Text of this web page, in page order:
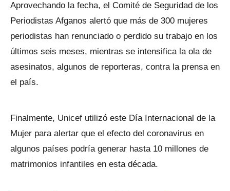
Aprovechando la fecha, el Comité de Seguridad de los
Periodistas Afganos alertó que más de 300 mujeres
periodistas han renunciado o perdido su trabajo en los
últimos seis meses, mientras se intensifica la ola de
asesinatos, algunos de reporteras, contra la prensa en
el país.
Finalmente, Unicef utilizó este Día Internacional de la
Mujer para alertar que el efecto del coronavirus en
algunos países podría generar hasta 10 millones de
matrimonios infantiles en esta década.